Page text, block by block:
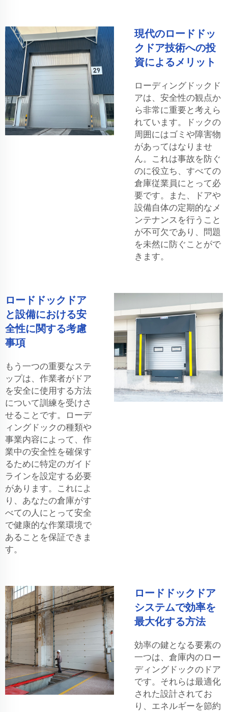
現代のロードドッ
クドア技術への投
資によるメリット
ローディングドックド
アは、安全性の観点か
ら非常に重要と考えら
れています。ドックの
周囲にはゴミや障害物
があってはなりませ
ん。これは事故を防ぐ
のに役立ち、すべての
倉庫従業員にとって必
要です。また、ドアや
設備自体の定期的なメ
ンテナンスを行うこと
が不可欠であり、問題
を未然に防ぐことがで
きます。
ロードドックドア
と設備における安
全性に関する考慮
事項
もう一つの重要なステ
ップは、作業者がドア
を安全に使用する方法
について訓練を受けさ
せることです。ローデ
ィングドックの種類や
事業内容によって、作
業中の安全性を確保す
るために特定のガイド
ラインを設定する必要
があります。これによ
り、あなたの倉庫がす
べての人にとって安全
で健康的な作業環境で
あることを保証できま
す。
ロードドックドア
システムで効率を
最大化する方法
効率の鍵となる要素の
一つは、倉庫内のロー
ディングドックのドア
です。それらは最適化
された設計されてお
り、エネルギーを節約